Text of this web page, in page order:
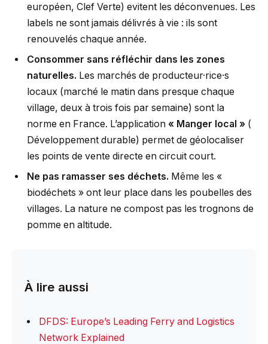
européen, Clef Verte) evitent les déconvenues. Les
labels ne sont jamais délivrés à vie : ils sont
renouvelés chaque année.
Consommer sans réfléchir dans les zones
naturelles. Les marchés de producteur·rice·s
locaux (marché le matin dans presque chaque
village, deux à trois fois par semaine) sont la
norme en France. L’application « Manger local » (
Développement durable) permet de géolocaliser
les points de vente directe en circuit court.
Ne pas ramasser ses déchets. Même les «
biodéchets » ont leur place dans les poubelles des
villages. La nature ne compost pas les trognons de
pomme en altitude.
À lire aussi
DFDS: Europe’s Leading Ferry and Logistics
Network Explained